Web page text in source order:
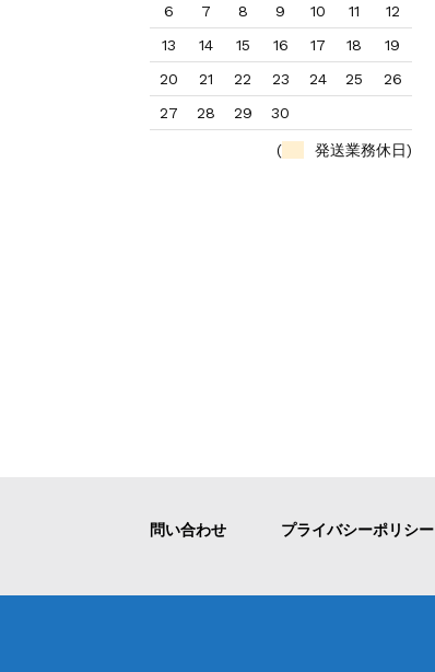
6
7 8 9 10 11
12
13
14 15 16 17 18
19
20
21 22 23 24 25
26
27
28 29 30
( 発送業務休日)
問い合わせ プライバシーポリシー